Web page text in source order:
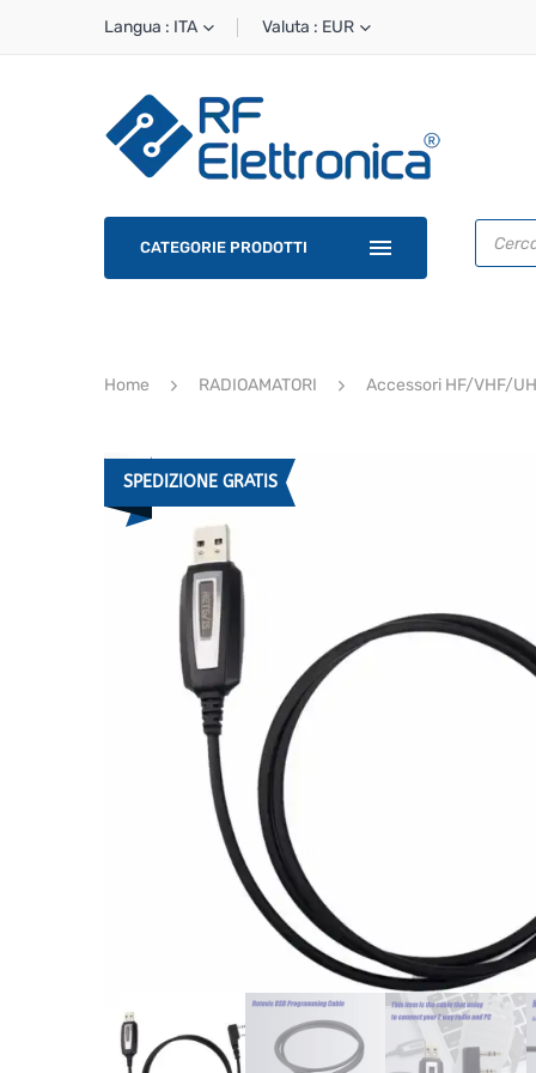
Langua : ITA Valuta : EUR
CATEGORIE PRODOTTI
Ricerca
prodotti
Home RADIOAMATORI Accessori HF/VHF/
SPEDIZIONE GRATIS